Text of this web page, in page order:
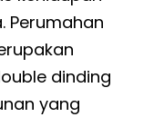
Perumahan
dinding
yang